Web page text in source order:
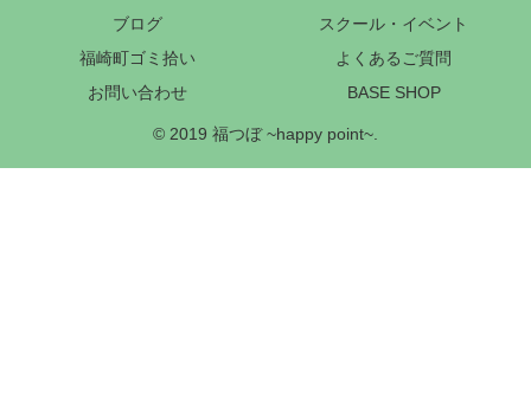
ブログ
スクール・イベント
福崎町ゴミ拾い
よくあるご質問
お問い合わせ
BASE SHOP
© 2019 福つぼ ~happy point~.